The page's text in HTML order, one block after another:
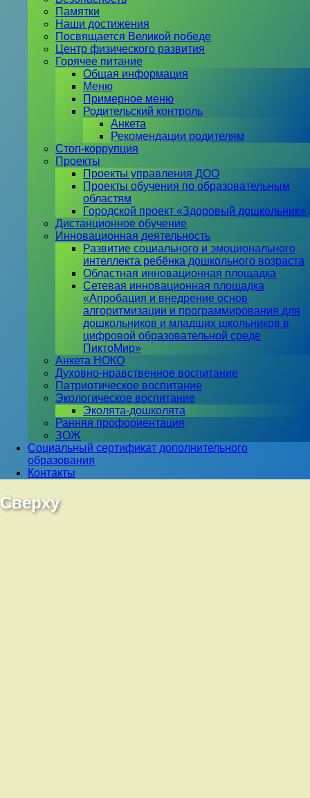
Памятки
Наши достижения
Посвящается Великой победе
Центр физического развития
Горячее питание
Общая информация
Меню
Примерное меню
Родительский контроль
Анкета
Рекомендации родителям
Стоп-коррупция
Проекты
Проекты управления ДОО
Проекты обучения по образовательным
областям
Городской проект «Здоровый дошкольник»
Дистанционное обучение
Инновационная деятельность
Развитие социального и эмоционального
интеллекта ребёнка дошкольного возраста
Областная инновационная площадка
Сетевая инновационная площадка
«Апробация и внедрение основ
алгоритмизации и программирования для
дошкольников и младших школьников в
цифровой образовательной среде
ПиктоМир»
Анкета НОКО
Духовно-нравственное воспитание
Патриотическое воспитание
Экологическое воспитание
Эколята-дошколята
Ранняя профориентация
ЗОЖ
Социальный сертификат дополнительного
образования
Контакты
Сверху